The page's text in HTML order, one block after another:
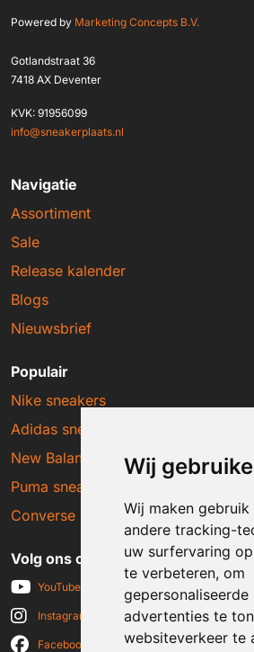
Wij
Wij maken
andere tracking-
uw surfervaring
te verbeteren, om
gepersonaliseerde
advertenties te
websiteverkeer te
Powered by Marketing Concepts B.V.
Gotlandstraat 36
7418 AX Deventer
KVK: 91956099
info@sneakerplaats.nl
Navigatie
Assortiment
Sale
Release kalender
Blogs
Nieuwsbrief
Populair
Nike sneakers
Adidas sneakers
New Balance sneakers
Puma sneakers
Converse sneakers
Volg ons op social media
YouTube
Instagram
Facebook